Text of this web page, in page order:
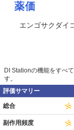
薬価
エンゴサクダイ
DI Stationの機能をすべ
す。
評価サマリー
総合
副作用頻度